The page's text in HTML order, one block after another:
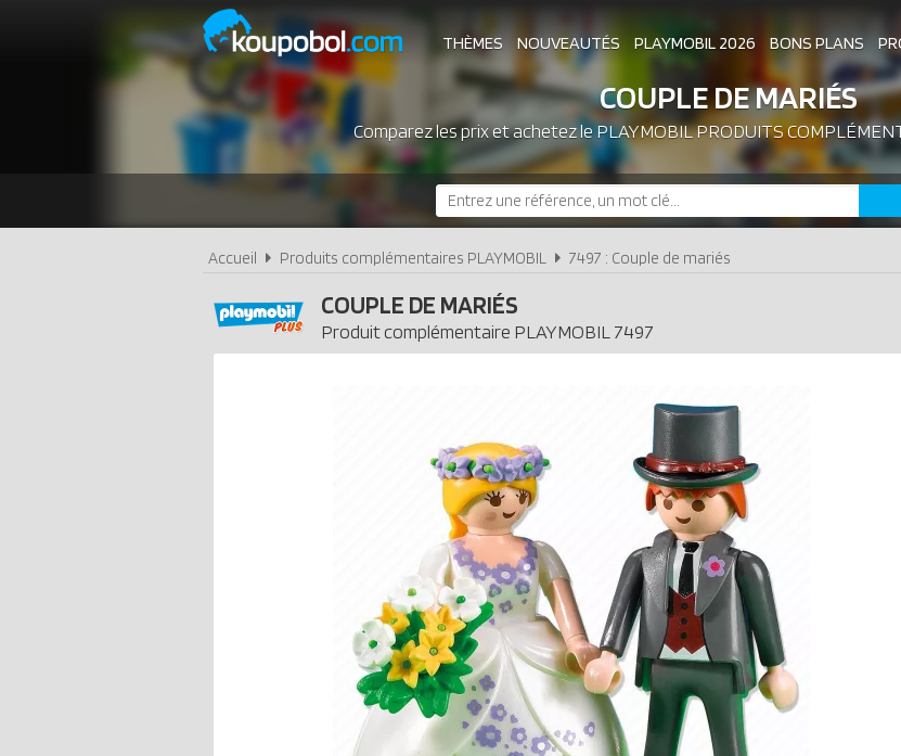
THÈMES NOUVEAUTÉS PLAYMOBIL 2026 BONS PLANS
ASSOCIATIONS DE FANS
LES PLAYMOBIL LES
COUPLE DE MARIÉS
Comparez les prix et achetez lePLAYMOBIL PRODUITS
Accueil Produits complémentaires PLAYMOBIL 7497 : Couple de mariés
COUPLE DE MARIÉS
Produit complémentaire PLAYMOBIL 7497